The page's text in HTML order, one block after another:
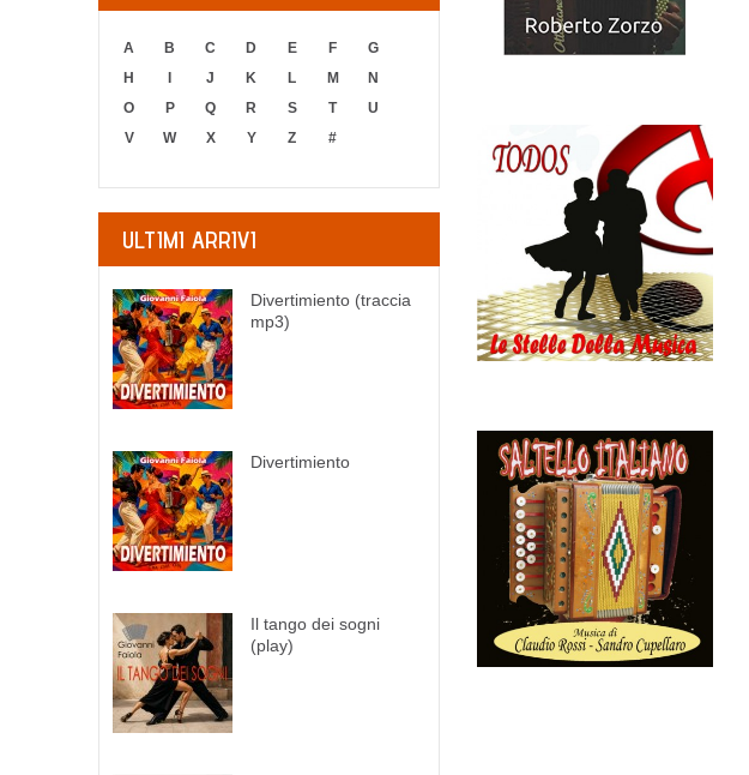
A B C D E F
G
H
J K L M
N
O
P Q R S T
U
V
W X Y Z #
ULTIMI ARRIVI
Divertimiento (traccia
mp3)
Divertimiento
Il tango dei sogni
(play)